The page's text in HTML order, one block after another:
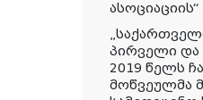
პირველი და
2019 წელს
მოწვეულმა